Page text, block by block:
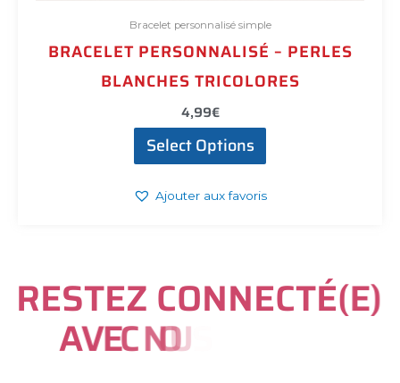
Bracelet personnalisé simple
BRACELET PERSONNALISÉ – PERLES
BLANCHES TRICOLORES
4,99€
Select Options
Ajouter aux favoris
RESTEZ CONNECTÉ(E)
AVECNO